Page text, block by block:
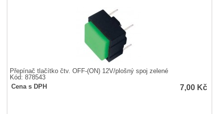
Přepínač tlačítko čtv. OFF-(ON) 12V/plošný spoj zelené
Kód: 878543
Cena s DPH
7,00 Kč